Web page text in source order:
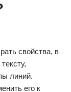
свойства, в
линий.
его к